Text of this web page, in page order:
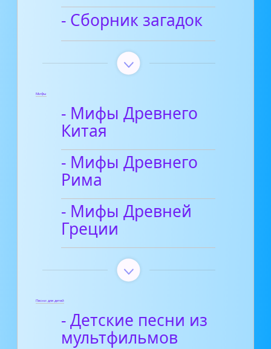
- Сборник загадок
Мифы
- Мифы Древнего
Китая
- Мифы Древнего
Рима
- Мифы Древней
Греции
Песни для детей
- Детские песни из
мультфильмов